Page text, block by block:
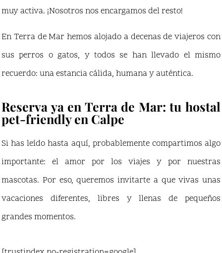
muy activa. ¡Nosotros nos encargamos del resto!
En Terra de Mar hemos alojado a decenas de viajeros con
sus perros o gatos, y todos se han llevado el mismo
recuerdo: una estancia cálida, humana y auténtica.
Reserva ya en Terra de Mar: tu hostal
pet-friendly en Calpe
Si has leído hasta aquí, probablemente compartimos algo
importante: el amor por los viajes y por nuestras
mascotas. Por eso, queremos invitarte a que vivas unas
vacaciones diferentes, libres y llenas de pequeños
grandes momentos.